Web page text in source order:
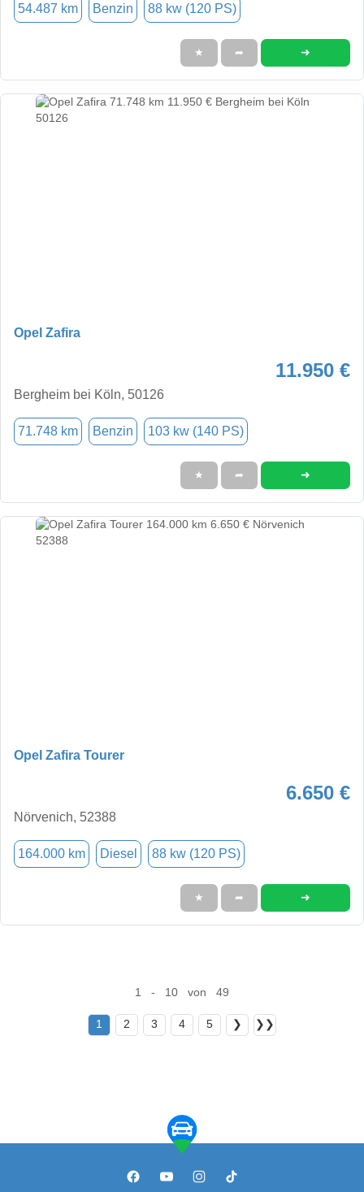
54.487 km Benzin 88 kw (120 PS)
★ ➦ ➜
Opel Zafira
11.950 €
Bergheim bei Köln, 50126
71.748 km Benzin 103 kw (140 PS)
★ ➦ ➜
Opel Zafira Tourer
6.650 €
Nörvenich, 52388
164.000 km Diesel 88 kw (120 PS)
★ ➦ ➜
1 - 10 von 49
1 2 3 4 5 ❯ ❯❯